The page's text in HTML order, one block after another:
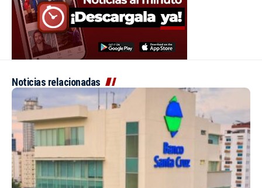
Noticias relacionadas